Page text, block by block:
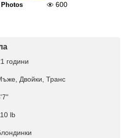
Photos
600
години
Двойки, Транс
lb